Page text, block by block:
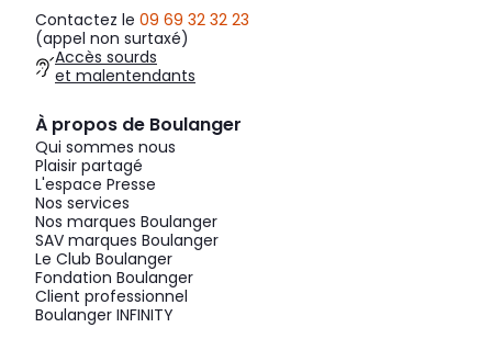
Contactez le 09 69 32 32 23
(appel non surtaxé)
Accès sourds
et malentendants
À propos de Boulanger
Qui sommes nous
Plaisir partagé
L'espace Presse
Nos services
Nos marques Boulanger
SAV marques Boulanger
Le Club Boulanger
Fondation Boulanger
Client professionnel
Boulanger INFINITY